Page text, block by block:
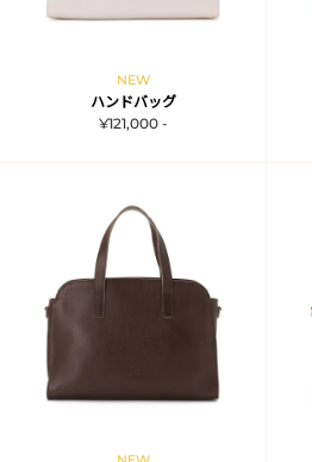
NEW
ハンドバッグ
¥121,000 -